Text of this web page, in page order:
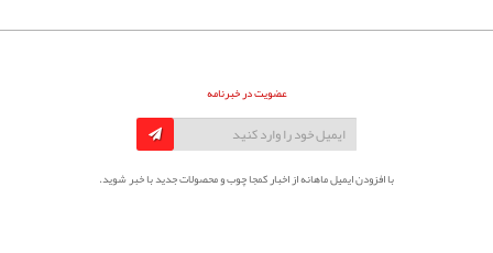
عضویت در خبرنامه
با افزودن ایمیل ماهانه از اخبار کمجا چوب و محصولات جدید با خبر شوید.